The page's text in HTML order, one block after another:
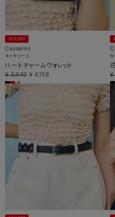
30%OFF
Casselini
キャセリーニ
ハートチャームウォレット
¥ 5,940 ¥ 4,158 ¥